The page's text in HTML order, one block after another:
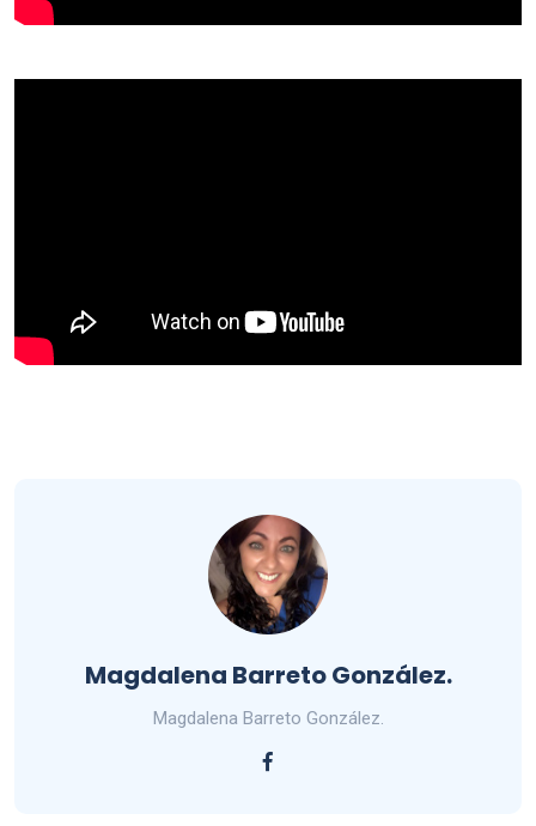
Magdalena Barreto González.
Magdalena Barreto González.